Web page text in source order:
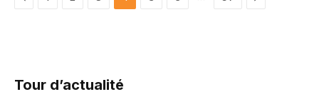
Tour d’actualité